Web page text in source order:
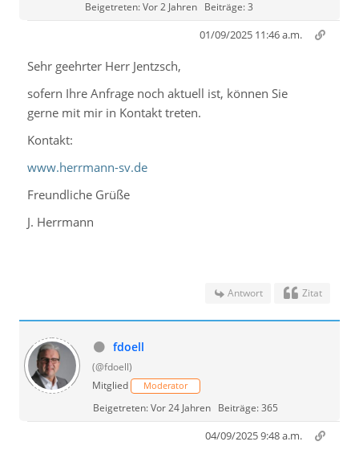
Beigetreten: Vor 2 Jahren Beiträge: 3
01/09/2025 11:46 a.m.
Sehr geehrter Herr Jentzsch,
sofern Ihre Anfrage noch aktuell ist, können Sie
gerne mit mir in Kontakt treten.
Kontakt:
www.herrmann-sv.de
Freundliche Grüße
J. Herrmann
Antwort Zitat
fdoell
(@fdoell)
Mitglied
Moderator
Beigetreten: Vor 24 Jahren Beiträge: 365
04/09/2025 9:48 a.m.